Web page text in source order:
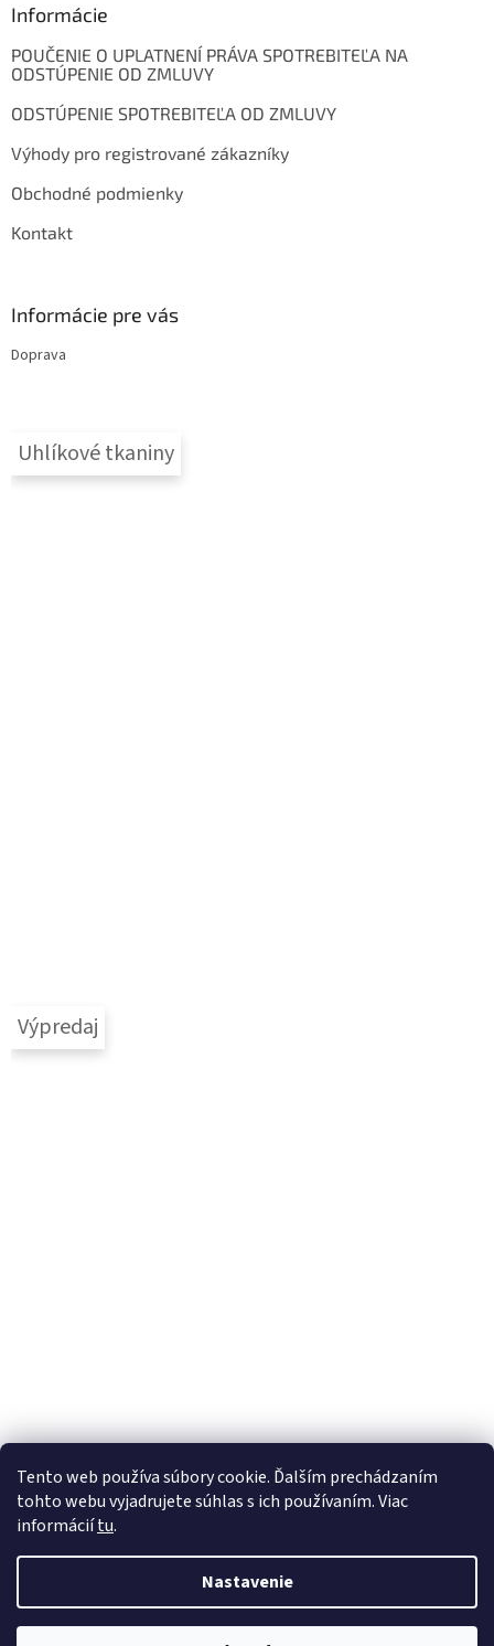
Tento web používa súbory cookie. Ďalším prechádzaním
tohto webu vyjadrujete súhlas s ich používaním. Viac
informáciítu.
Nastavenie
Informácie
POUČENIE O UPLATNENÍ PRÁVA SPOTREBITEĽA NA
ODSTÚPENIE OD ZMLUVY
ODSTÚPENIE SPOTREBITEĽA OD ZMLUVY
Výhody pro registrované zákazníky
Obchodné podmienky
Kontakt
Informácie pre vás
Doprava
Uhlíkové tkaniny
Výpredaj
Vytvoril Shoptet